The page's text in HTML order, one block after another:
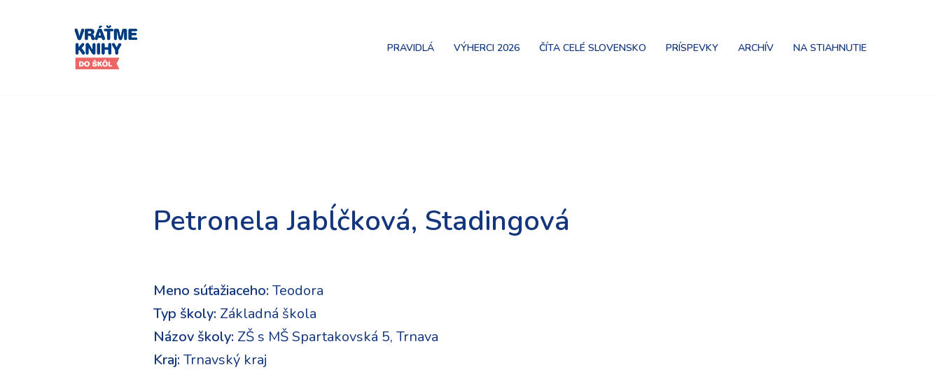
PRAVIDLÁ VÝHERCI 2026 ČÍTA CELÉ SLOVENSKO PRÍSPEVKY ARCHÍV NA STIAHNUTIE
Petronela Jabĺčková, Stadingová
Meno súťažiaceho: Teodora
Typ školy: Základná škola
Názov školy: ZŠ s MŠ Spartakovská 5, Trnava
Kraj: Trnavský kraj